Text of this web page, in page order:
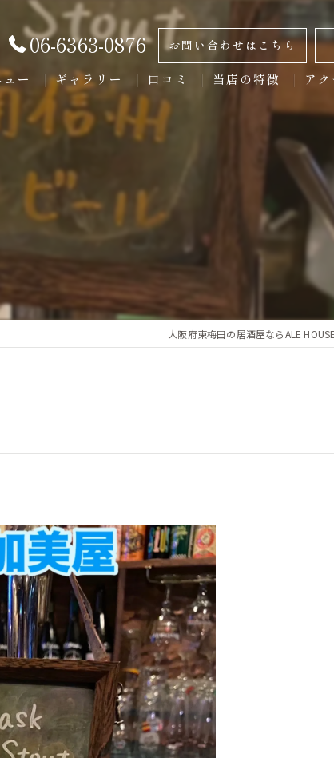
06-6363-0876 お問い合わせはこちら
ー ギャラリー 口コミ 当店の特徴
からあげ
スポーツ観戦
アク
大阪府東梅田の居酒屋ならALE